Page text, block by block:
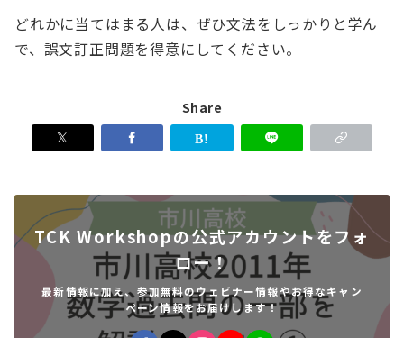
どれかに当てはまる人は、ぜひ文法をしっかりと学ん
で、誤文訂正問題を得意にしてください。
Share
TCK Workshopの公式アカウントをフォ
ロー！
最新情報に加え、参加無料のウェビナー情報やお得なキャン
ペーン情報をお届けします！